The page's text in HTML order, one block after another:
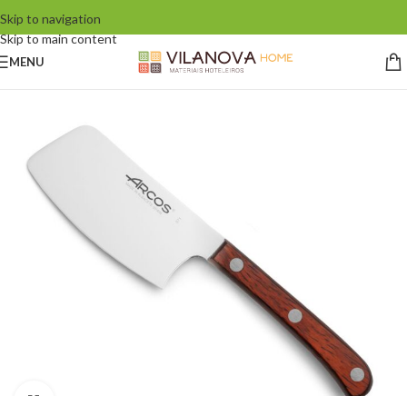
Skip to navigation
Skip to main content
MENU